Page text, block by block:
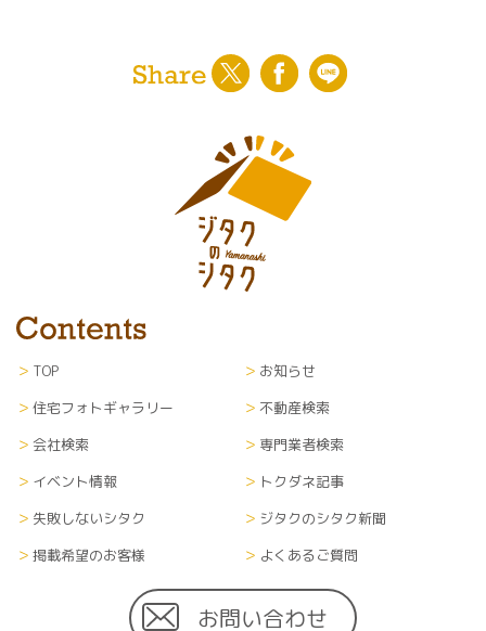
TOP
お知らせ
住宅フォトギャラリー
不動産検索
会社検索
専門業者検索
イベント情報
トクダネ記事
失敗しないシタク
ジタクのシタク新聞
掲載希望のお客様
よくあるご質問
お問い合わせ